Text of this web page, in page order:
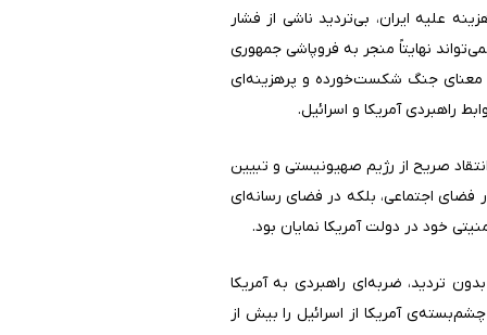
علیه ایران، بی‌تردید ناشی از فشار
نهایتاً منجر به فروپاشی جمهوری
معنای جنگ شکست‌خورده و پرهزینه‌ای
راهبردی آمریکا و اسرائیل.
صریح از رژیم صهیونیستی و تبیین
فضای اجتماعی، بلکه در فضای رسانه‌ای
خود در دولت آمریکا نمایان بود.
تردید، ضربه‌ای راهبردی به آمریکا
آمریکا از اسرائیل را بیش از